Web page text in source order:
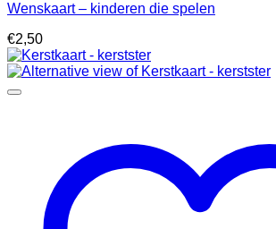
Wenskaart – kinderen die spelen
€2,50